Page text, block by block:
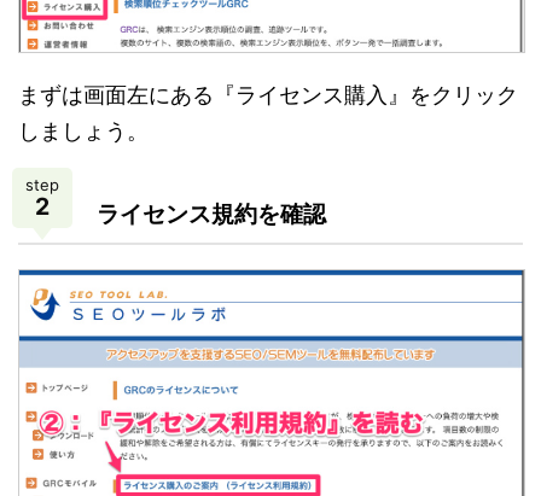
まずは画面左にある『ライセンス購入』をクリック
しましょう。
step
2 ライセンス規約を確認